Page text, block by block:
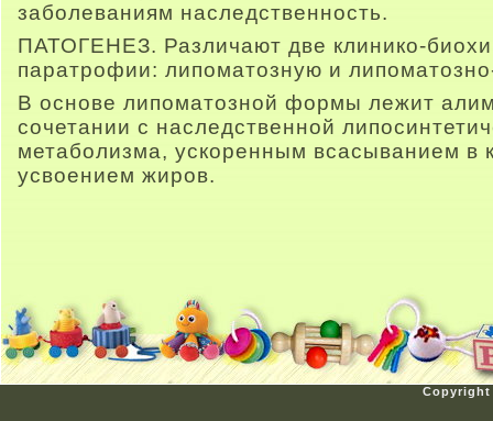
заболеваниям наследственность.
ПАТОГЕНЕЗ. Различают две клинико-
паратрофии: липоматозную и
В основе липоматозной формы лежит
сочетании с наследственной
метаболизма, ускоренным всасыванием
усвоением жиров.